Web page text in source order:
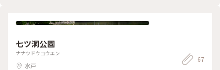
七ツ洞公園
ナナツドウコウエン
水戸
67